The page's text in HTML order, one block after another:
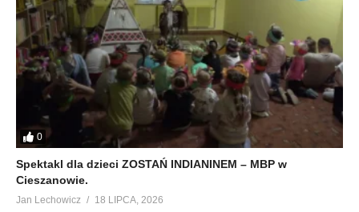
0
Spektakl dla dzieci ZOSTAŃ INDIANINEM – MBP w
Cieszanowie.
Jan Lechowicz 18 LIPCA, 2026